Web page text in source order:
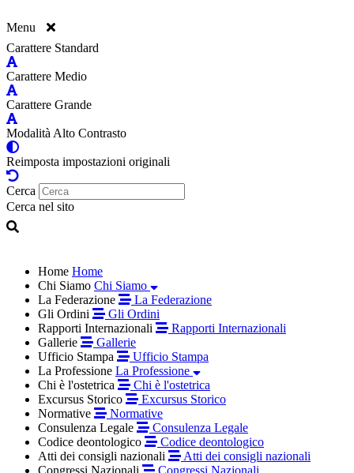
Menu
Carattere Standard
Carattere Medio
Carattere Grande
Modalità Alto Contrasto
Reimposta impostazioni originali
Cerca
Cerca nel sito
Home Home
Chi Siamo Chi Siamo
La Federazione
La Federazione
Gli Ordini
Gli Ordini
Rapporti Internazionali
Rapporti Internazionali
Gallerie
Gallerie
Ufficio Stampa
Ufficio Stampa
La Professione La Professione
Chi è l'ostetrica
Chi è l'ostetrica
Excursus Storico
Excursus Storico
Normative
Normative
Consulenza Legale
Consulenza Legale
Codice deontologico
Codice deontologico
Atti dei consigli nazionali
Atti dei consigli nazionali
Congressi Nazionali
Congressi Nazionali